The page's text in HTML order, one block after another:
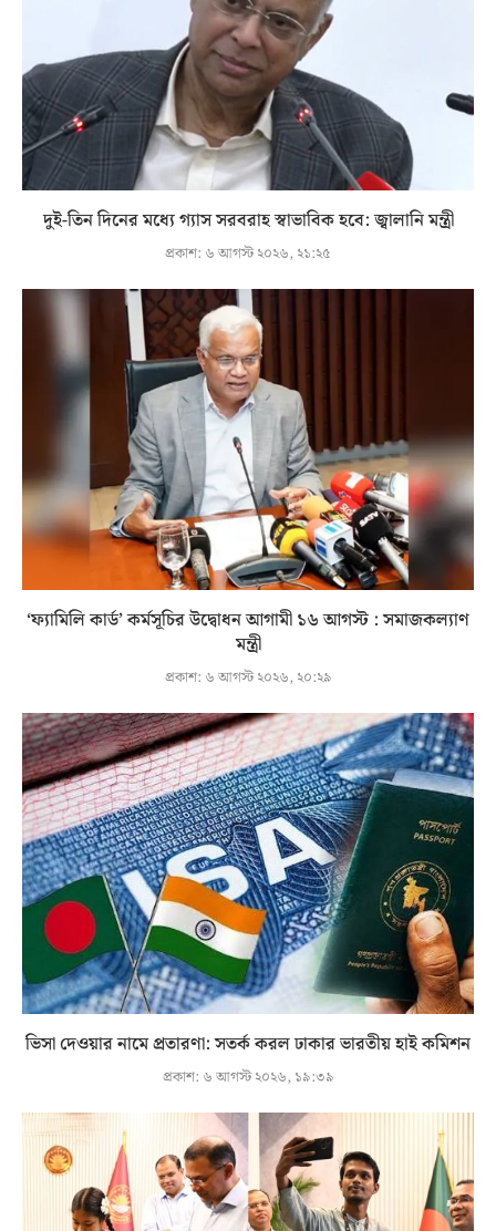
দুই-তিন দিনের মধ্যে গ্যাস সরবরাহ স্বাভাবিক হবে: জ্বালানি মন্ত্রী
প্রকাশ: ৬ আগস্ট ২০২৬, ২১:২৫
‘ফ্যামিলি কার্ড’ কর্মসূচির উদ্বোধন আগামী ১৬ আগস্ট : সমাজকল্যাণ
মন্ত্রী
প্রকাশ: ৬ আগস্ট ২০২৬, ২০:২৯
ভিসা দেওয়ার নামে প্রতারণা: সতর্ক করল ঢাকার ভারতীয় হাই কমিশন
প্রকাশ: ৬ আগস্ট ২০২৬, ১৯:৩৯